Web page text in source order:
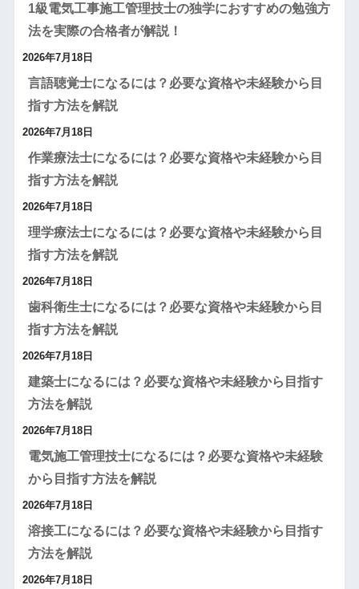
1級電気工事施工管理技士の独学におすすめの勉強方
法を実際の合格者が解説！
2026年7月18日
言語聴覚士になるには？必要な資格や未経験から目
指す方法を解説
2026年7月18日
作業療法士になるには？必要な資格や未経験から目
指す方法を解説
2026年7月18日
理学療法士になるには？必要な資格や未経験から目
指す方法を解説
2026年7月18日
歯科衛生士になるには？必要な資格や未経験から目
指す方法を解説
2026年7月18日
建築士になるには？必要な資格や未経験から目指す
方法を解説
2026年7月18日
電気施工管理技士になるには？必要な資格や未経験
から目指す方法を解説
2026年7月18日
溶接工になるには？必要な資格や未経験から目指す
方法を解説
2026年7月18日